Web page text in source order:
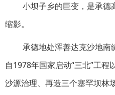
小坝子乡的巨变，是承德
缩影。
承德地处浑善达克沙地南
自1978年国家启动“三北”工
沙源治理、再造三个塞罕坝林